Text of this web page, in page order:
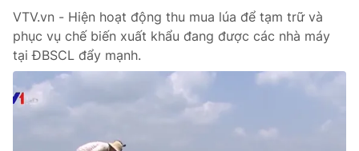
Xã hội
Pháp luật
VTV.vn - Hiện hoạt động thu mua lúa để tạm trữ và
phục vụ chế biến xuất khẩu đang được các nhà máy
tại ĐBSCL đẩy mạnh.